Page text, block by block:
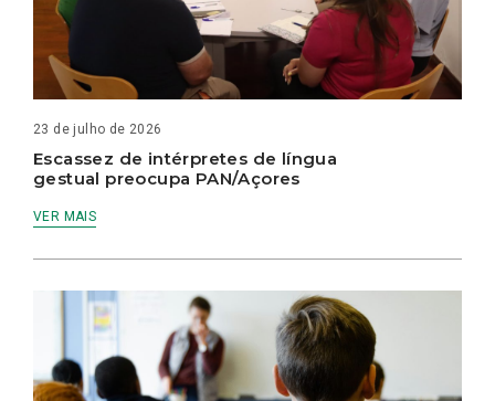
23 de julho de 2026
Escassez de intérpretes de língua
gestual preocupa PAN/Açores
VER MAIS